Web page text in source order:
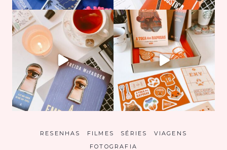
RESENHAS FILMES SÉRIES
VIAGENS
FOTOGRAFIA